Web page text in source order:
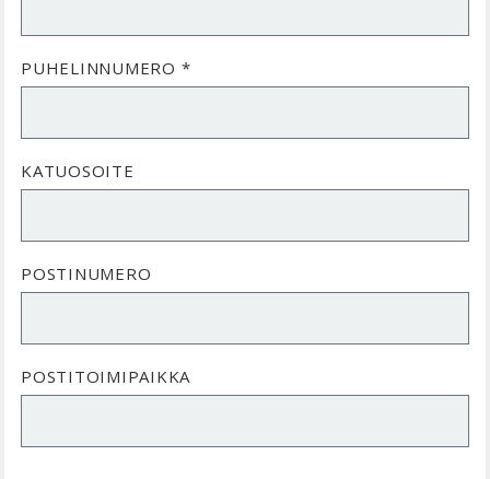
PUHELINNUMERO *
KATUOSOITE
POSTINUMERO
POSTITOIMIPAIKKA